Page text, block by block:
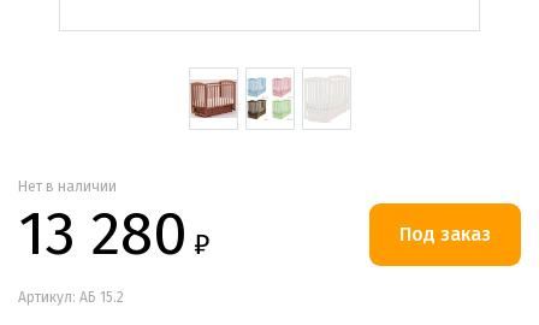
Нет в наличии
13 280 ₽
Артикул: АБ 15.2